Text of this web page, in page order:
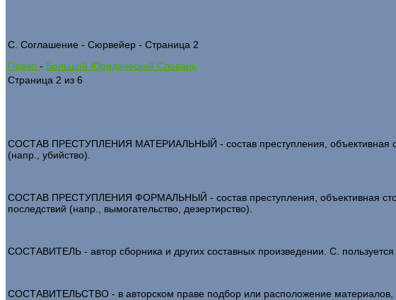
С. Соглашение - Сюрвейер - Страница 2
Право - Большой Юридический Словарь
Страница 2 из 6
СОСТАВ ПРЕСТУПЛЕНИЯ МАТЕРИАЛЬНЫЙ - состав преступления, объективная
(напр., убийство).
СОСТАВ ПРЕСТУПЛЕНИЯ ФОРМАЛЬНЫЙ - состав преступления, объективная
последствий (напр., вымогательство, дезертирство).
СОСТАВИТЕЛЬ - автор сборника и других составных произведении. С.
СОСТАВИТЕЛЬСТВО - в авторском праве подбор или расположение материалов,